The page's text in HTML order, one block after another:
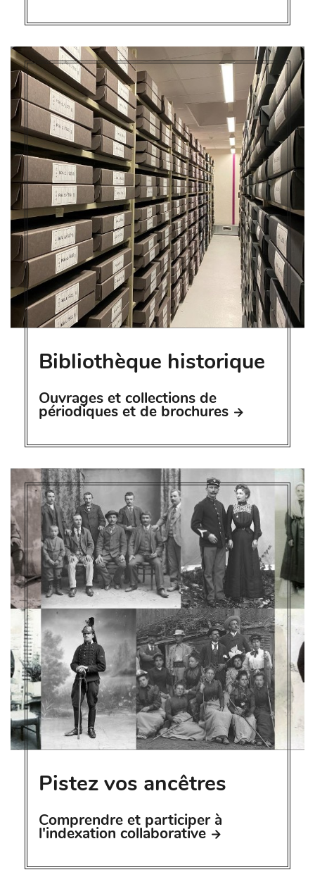
Bibliothèque historique
Ouvrages et collections de
périodiques et de brochures
Pistez vos ancêtres
Comprendre et participer à
l'indexation collaborative